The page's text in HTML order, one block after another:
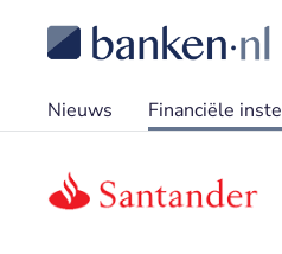
Nieuws Financiële